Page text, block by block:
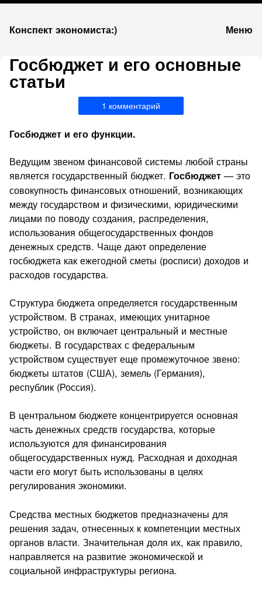
Конспект экономиста:) Меню
Госбюджет и его основные
статьи
1 комментарий
Госбюджет и его функции.
Ведущим звеном финансовой системы любой страны
является государственный бюджет. Госбюджет — это
совокупность финансовых отношений, возникающих
между государством и физическими, юридическими
лицами по поводу создания, распределения,
использования общегосударственных фондов
денежных средств. Чаще дают определение
госбюджета как ежегодной сметы (росписи) доходов и
расходов государства.
Структура бюджета определяется государственным
устройством. В странах, имеющих унитарное
устройство, он включает центральный и местные
бюджеты. В государствах с федеральным
устройством существует еще промежуточное звено:
бюджеты штатов (США), земель (Германия),
республик (Россия).
В центральном бюджете концентрируется основная
часть денежных средств государства, которые
используются для финансирования
общегосударственных нужд. Расходная и доходная
части его могут быть использованы в целях
регулирования экономики.
Средства местных бюджетов предназначены для
решения задач, отнесенных к компетенции местных
органов власти. Значительная доля их, как правило,
направляется на развитие экономической и
социальной инфраструктуры региона.